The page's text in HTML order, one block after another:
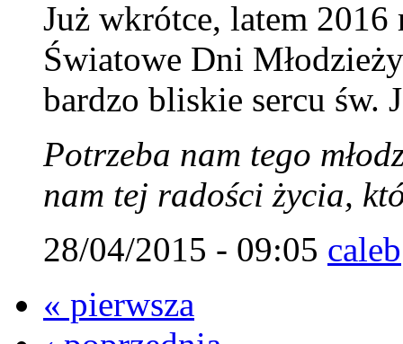
Już wkrótce, latem
Światowe Dni
bardzo bliskie sercu św.
Potrzeba nam tego
nam tej radości życia,
28/04/2015 - 09:05 caleb
« pierwsza